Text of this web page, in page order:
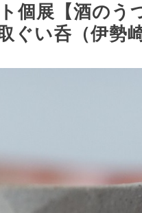
個展【酒の
ぐい呑（伊勢崎